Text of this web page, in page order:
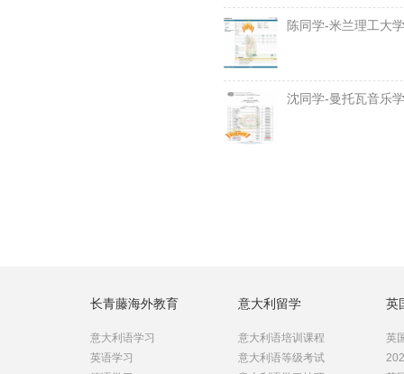
陈同学-米兰理工大学
沈同学-曼托瓦音乐
长青藤海外教育
意大利语学习
英语学习
意大利留学
意大利语培训课程
意大利语等级考试
英
英